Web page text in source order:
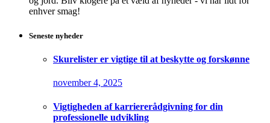
enhver smag!
Seneste nyheder
Skurelister er vigtige til at beskytte og forskønne
november 4, 2025
Vigtigheden af karriererådgivning for din
professionelle udvikling